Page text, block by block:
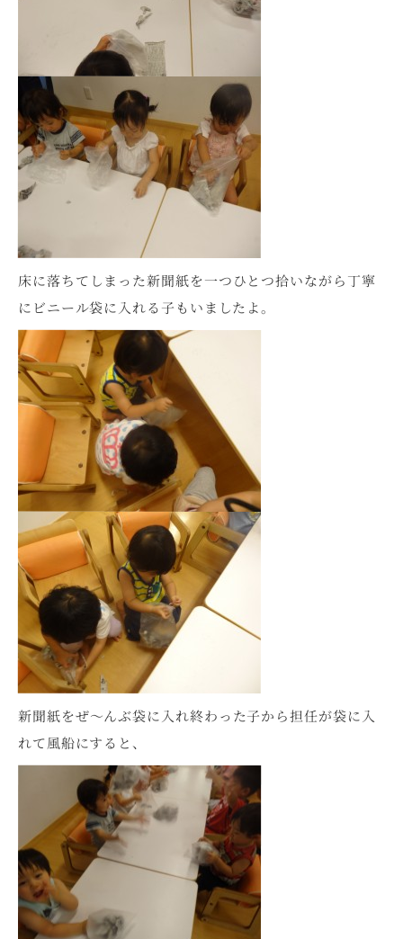
床に落ちてしまった新聞紙を一つひとつ拾いながら丁寧
にビニール袋に入れる子もいましたよ。
新聞紙をぜ～んぶ袋に入れ終わった子から担任が袋に入
れて風船にすると、